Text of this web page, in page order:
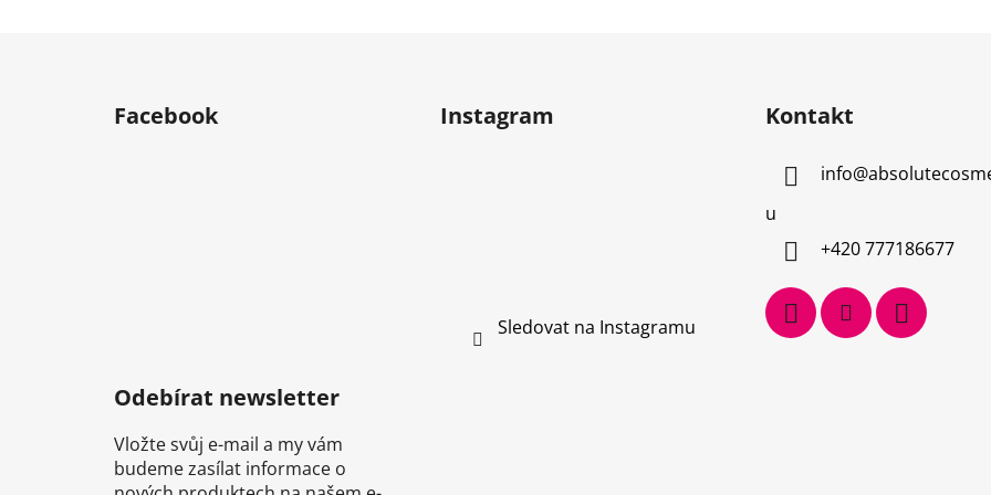
Facebook Instagram
Sledovat na Instagramu
Kontakt
info@
u
+420 777186677
Odebírat newsletter
Vložte svůj e-mail a my vám
budeme zasílat informace o